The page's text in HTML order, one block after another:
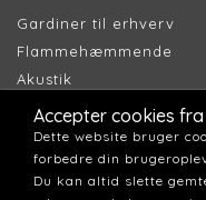
Gardiner til erhverv
Flammehæmmende
Akustik
Find Forhandler
Cookiepolitik
Persondatapolitik
Accepter cookies
Dette website bruger
forbedre din
Du kan altid slette